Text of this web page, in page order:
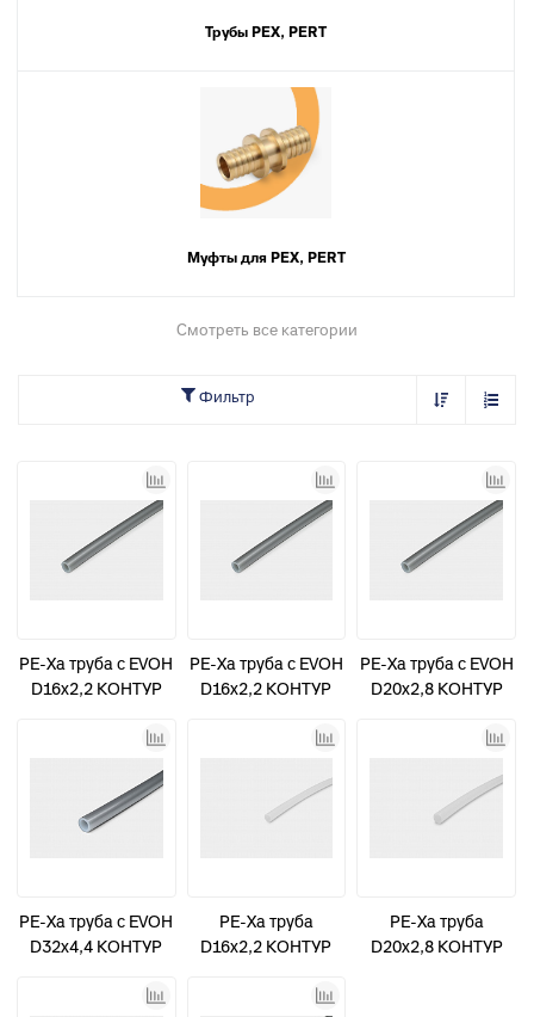
Трубы PEX, PERT
Муфты для PEX, PERT
Смотреть все категории
Фильтр
PE-Xa труба с EVOH
D16х2,2 КОНТУР
PE-Xa труба с EVOH
D16х2,2 КОНТУР
PE-Xa труба с EVOH
D20х2,8 КОНТУР
PE-Xa труба с EVOH
D32х4,4 КОНТУР
PE-Xa труба
D16х2,2 КОНТУР
PE-Xa труба
D20х2,8 КОНТУР